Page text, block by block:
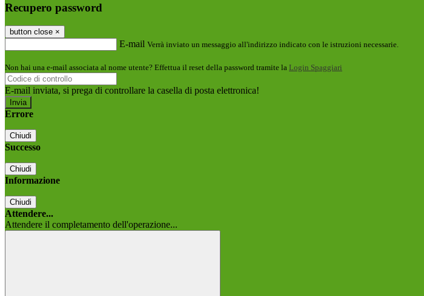
Recupero password
button close ×
E-mail Verrà inviato un messaggio all'indirizzo indicato con le istruzioni necessarie.
Non hai una e-mail associata al nome utente? Effettua il reset della password tramite la Login Spaggiari
E-mail inviata, si prega di controllare la casella di posta elettronica!
Errore
Chiudi
Successo
Chiudi
Informazione
Chiudi
Attendere...
Attendere il completamento dell'operazione...